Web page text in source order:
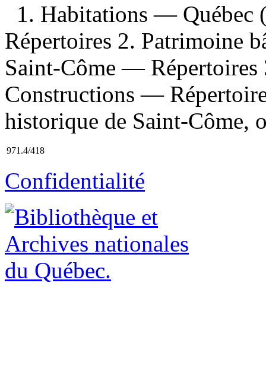
1. Habitations —
Répertoires 2.
Saint-Côme —
Constructions —
historique de Saint-Côme,
971.4/418
Confidentialité